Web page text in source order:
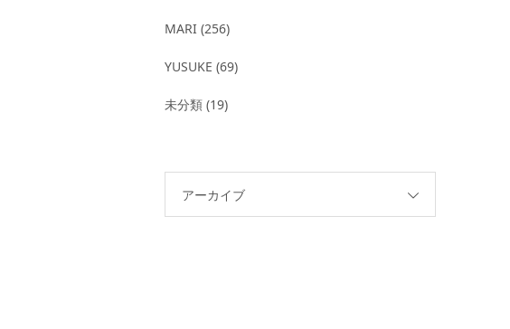
MARI (256)
YUSUKE (69)
未分類 (19)
アーカイブ